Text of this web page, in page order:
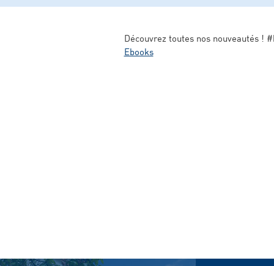
Découvrez toutes nos nouveautés !
Ebooks